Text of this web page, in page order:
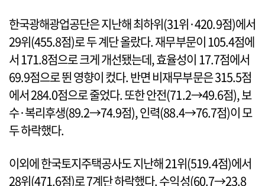
한국광해광업공단은 지난해 최하위(31위·420.9점)에서
29위(455.8점)로 두 계단 올랐다. 재무부문이 105.4점에
서 171.8점으로 크게 개선됐는데, 효율성이 17.7점에서
69.9점으로 뛴 영향이 컸다. 반면 비재무부문은 315.5점
에서 284.0점으로 줄었다. 또한 안전(71.2→49.6점), 보
수·복리후생(89.2→74.9점), 인력(88.4→76.7점)이 모
두 하락했다.
이외에 한국토지주택공사도 지난해 21위(519.4점)에서
28위(471.6점)로 7계단 하락했다. 수익성(60.7→23.8